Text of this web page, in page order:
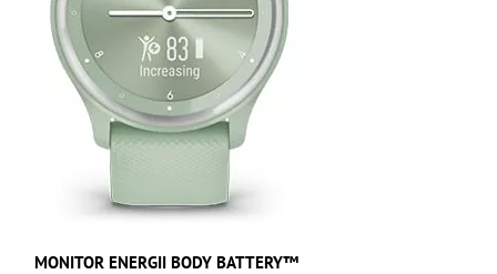
MONITOR ENERGII BODY BATTERY™